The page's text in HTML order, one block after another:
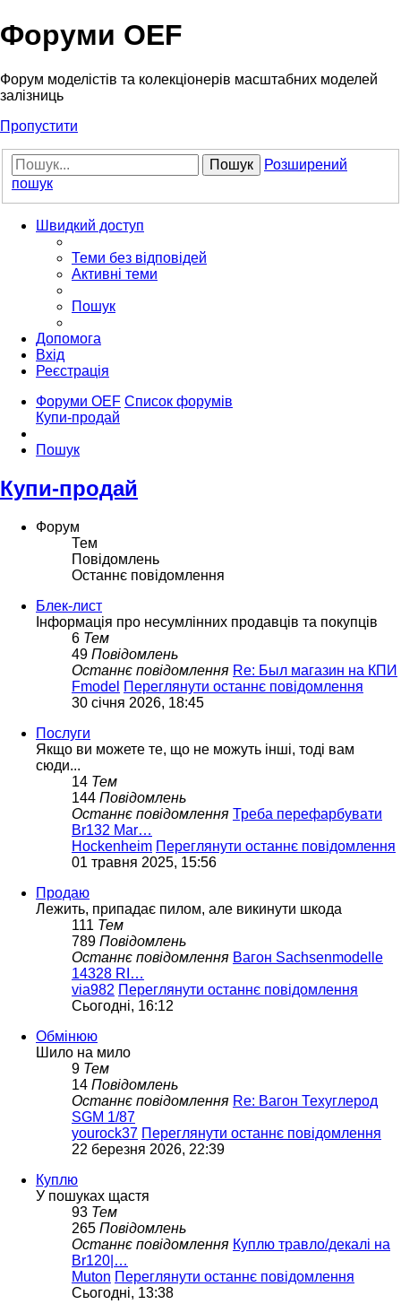
Форуми OEF
Форум моделістів та колекціонерів масштабних моделей
залізниць
Пропустити
Пошук
Розширений
пошук
Швидкий доступ
Теми без відповідей
Активні теми
Пошук
Допомога
Вхід
Реєстрація
Форуми OEF Список форумів
Купи-продай
Пошук
Купи-продай
Форум
Тем
Повідомлень
Останнє повідомлення
Блек-лист
Інформація про несумлінних продавців та покупців
6 Тем
49 Повідомлень
Останнє повідомлення Re: Был магазин на КПИ
Fmodel Переглянути останнє повідомлення
30 січня 2026, 18:45
Послуги
Якщо ви можете те, що не можуть інші, тоді вам
сюди...
14 Тем
144 Повідомлень
Останнє повідомлення Треба перефарбувати
Br132 Mar…
Hockenheim Переглянути останнє повідомлення
01 травня 2025, 15:56
Продаю
Лежить, припадає пилом, але викинути шкода
111 Тем
789 Повідомлень
Останнє повідомлення Вагон Sachsenmodelle
14328 RI…
via982 Переглянути останнє повідомлення
Сьогодні, 16:12
Обмінюю
Шило на мило
9 Тем
14 Повідомлень
Останнє повідомлення Re: Вагон Техуглерод
SGM 1/87
yourock37 Переглянути останнє повідомлення
22 березня 2026, 22:39
Куплю
У пошуках щастя
93 Тем
265 Повідомлень
Останнє повідомлення Куплю травло/декалі на
Br120|…
Muton Переглянути останнє повідомлення
Сьогодні, 13:38